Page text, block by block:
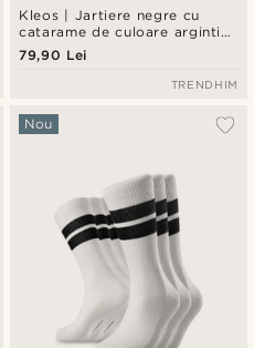
Kleos | Jartiere negre cu
catarame de culoare argintie
pentru șosete
79,90 Lei
TRENDHIM
Nou